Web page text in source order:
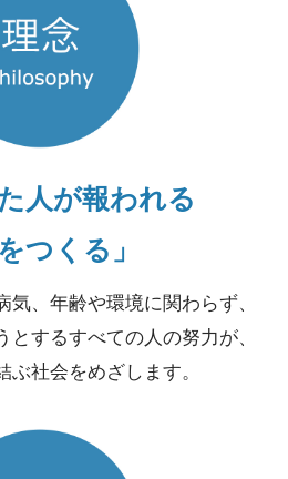
人が報われる
つくる」
、年齢や環境に関わらず、
するすべての人の努力が、
ぶ社会をめざします。